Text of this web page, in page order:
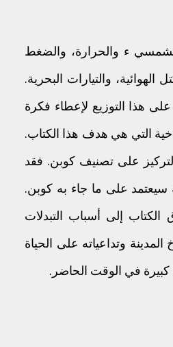
سريع للعناصرالمناخيه٠ كالإشعاع الشمسي ء والحرارة، والضغط
والتيارات البحرية.
هذا التوزيع لإعطاء فكرة
التي هي هدف هذا الكتاب.
على تصنيف كوبن. فقد
سيعتمد على ما جاء به كوبن.
إلى أسباب التبدلات
المدينة وتداعياته على الحياة
كبيرة في الوقت الحاضر.